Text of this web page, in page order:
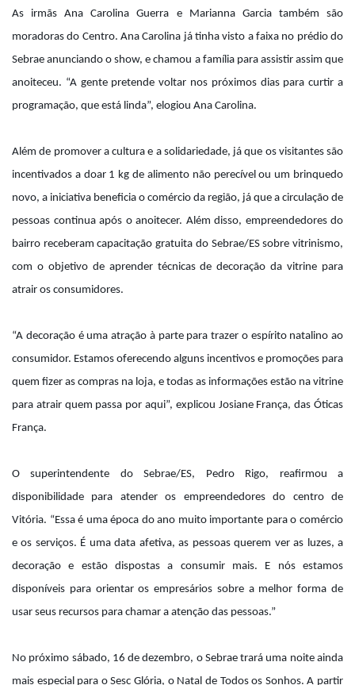
As irmãs Ana Carolina Guerra e Marianna Garcia também são
moradoras do Centro. Ana Carolina já tinha visto a faixa no prédio do
Sebrae anunciando o show, e chamou a família para assistir assim que
anoiteceu. “A gente pretende voltar nos próximos dias para curtir a
programação, que está linda”, elogiou Ana Carolina.
Além de promover a cultura e a solidariedade, já que os visitantes são
incentivados a doar 1 kg de alimento não perecível ou um brinquedo
novo, a iniciativa beneficia o comércio da região, já que a circulação de
pessoas continua após o anoitecer. Além disso, empreendedores do
bairro receberam capacitação gratuita do Sebrae/ES sobre vitrinismo,
com o objetivo de aprender técnicas de decoração da vitrine para
atrair os consumidores.
“A decoração é uma atração à parte para trazer o espírito natalino ao
consumidor. Estamos oferecendo alguns incentivos e promoções para
quem fizer as compras na loja, e todas as informações estão na vitrine
para atrair quem passa por aqui”, explicou Josiane França, das Óticas
França.
O superintendente do Sebrae/ES, Pedro Rigo, reafirmou a
disponibilidade para atender os empreendedores do centro de
Vitória. “Essa é uma época do ano muito importante para o comércio
e os serviços. É uma data afetiva, as pessoas querem ver as luzes, a
decoração e estão dispostas a consumir mais. E nós estamos
disponíveis para orientar os empresários sobre a melhor forma de
usar seus recursos para chamar a atenção das pessoas.”
No próximo sábado, 16 de dezembro, o Sebrae trará uma noite ainda
mais especial para o Sesc Glória, o Natal de Todos os Sonhos. A partir